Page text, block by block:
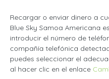
Recargar o enviar dinero a
Blue Sky Samoa Americana
introducir el número de
compañía telefónica
puedes seleccionar el
al hacer clic en el enlace